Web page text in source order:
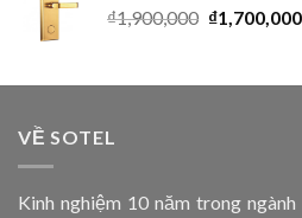
₫1,900,000 ₫1,700,000
VỀ SOTEL
Kinh nghiệm 10 năm trong